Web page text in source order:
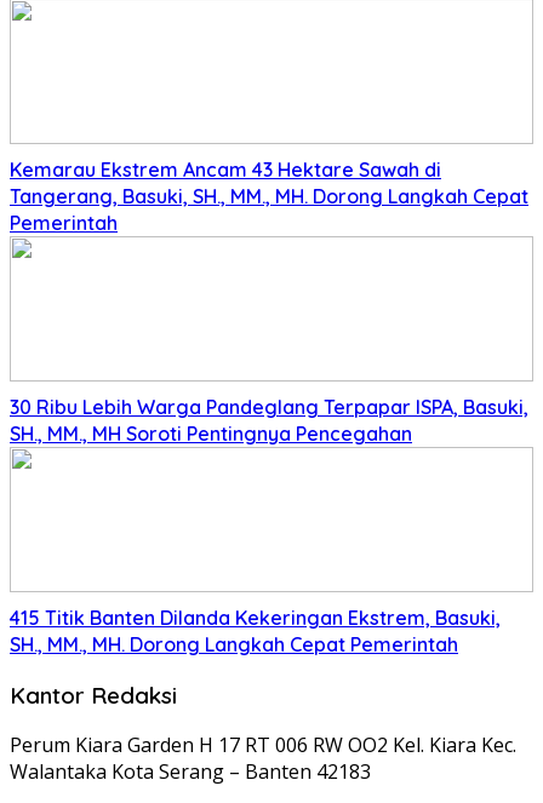
Kemarau Ekstrem Ancam 43 Hektare Sawah di
Tangerang, Basuki, SH., MM., MH. Dorong Langkah Cepat
Pemerintah
30 Ribu Lebih Warga Pandeglang Terpapar ISPA, Basuki,
SH., MM., MH Soroti Pentingnya Pencegahan
415 Titik Banten Dilanda Kekeringan Ekstrem, Basuki,
SH., MM., MH. Dorong Langkah Cepat Pemerintah
Kantor Redaksi
Perum Kiara Garden H 17 RT 006 RW OO2 Kel. Kiara Kec.
Walantaka Kota Serang – Banten 42183